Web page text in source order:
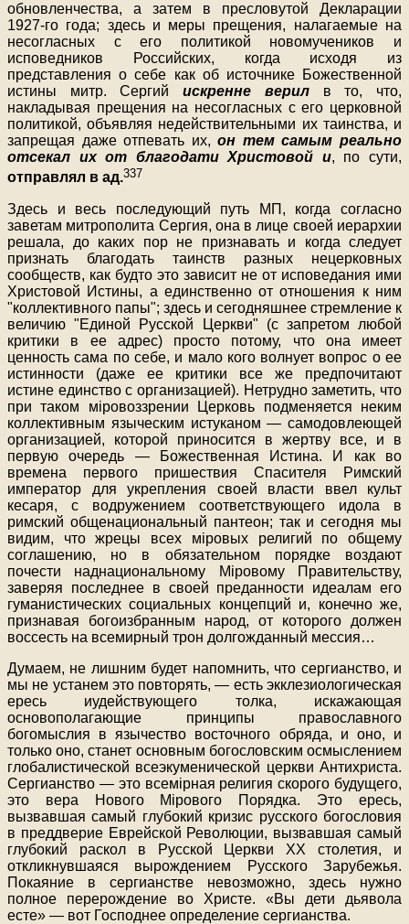
обновленчества, а затем в пресловутой Декларации
1927-го года; здесь и меры прещения, налагаемые на
несогласных с его политикой новомучеников и
исповедников Российских, когда исходя из
представления о себе как об источнике Божественной
истины митр. Сергийискренне верил в то, что,
накладывая прещения на несогласных с его церковной
политикой, объявляя недействительными их таинства, и
запрещая даже отпевать их,он тем самым реально
отсекал их от благодати Христовой и, по сути,
отправлял в ад.337
Здесь и весь последующий путь МП, когда согласно
заветам митрополита Сергия, она в лице своей иерархии
решала, до каких пор не признавать и когда следует
признать благодать таинств разных нецерковных
сообществ, как будто это зависит не от исповедания ими
Христовой Истины, а единственно от отношения к ним
"коллективного папы"; здесь и сегодняшнее стремление к
величию "Единой Русской Церкви" (с запретом любой
критики в ее адрес) просто потому, что она имеет
ценность сама по себе, и мало кого волнует вопрос о ее
истинности (даже ее критики все же предпочитают
истине единство с организацией). Нетрудно заметить, что
при таком міровоззрении Церковь подменяется неким
коллективным языческим истуканом — самодовлеющей
организацией, которой приносится в жертву все, и в
первую очередь — Божественная Истина. И как во
времена первого пришествия Спасителя Римский
император для укрепления своей власти ввел культ
кесаря, с водружением соответствующего идола в
римский общенациональный пантеон; так и сегодня мы
видим, что жрецы всех міровых религий по общему
соглашению, но в обязательном порядке воздают
почести наднациональному Міровому Правительству,
заверяя последнее в своей преданности идеалам его
гуманистических социальных концепций и, конечно же,
признавая богоизбранным народ, от которого должен
воссесть на всемирный трон долгожданный мессия…
Думаем, не лишним будет напомнить, что сергианство, и
мы не устанем это повторять, — есть экклезиологическая
ересь иудействующего толка, искажающая
основополагающие принципы православного
богомыслия в язычество восточного обряда, и оно, и
только оно, станет основным богословским осмыслением
глобалистической всеэкуменической церкви Антихриста.
Сергианство — это всемірная религия скорого будущего,
это вера Нового Мірового Порядка. Это ересь,
вызвавшая самый глубокий кризис русского богословия
в преддверие Еврейской Революции, вызвавшая самый
глубокий раскол в Русской Церкви XX столетия, и
откликнувшаяся вырождением Русского Зарубежья.
Покаяние в сергианстве невозможно, здесь нужно
полное перерождение во Христе. «Вы дети дьявола
есте» — вот Господнее определение сергианства.